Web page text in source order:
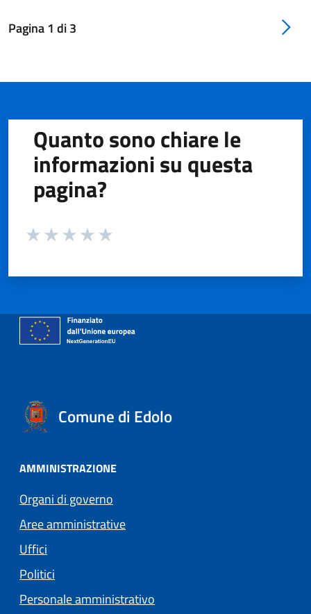
Pagina1 di3
Quanto sono chiare le
informazioni su questa
pagina?
Valuta da 1 a 5 stelle la pagina
Comune di Edolo
AMMINISTRAZIONE
Organi di governo
Aree amministrative
Uffici
Politici
Personale amministrativo